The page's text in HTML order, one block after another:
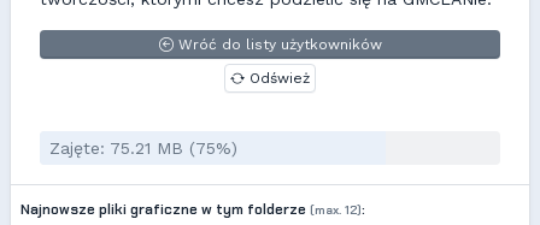
Wróć do listy użytkowników
Odśwież
Zajęte: 75.21 MB (75%)
Najnowsze pliki graficzne w tym folderze (max. 12):